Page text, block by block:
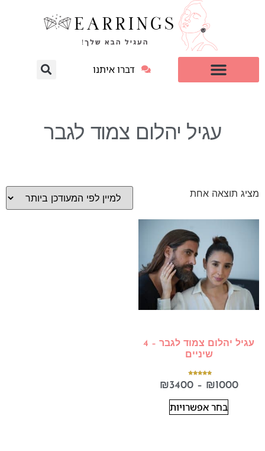
דברו איתנו
עגיל יהלום צמוד לגבר
מציג תוצאה אחת
עגיל יהלום צמוד לגבר – 4
שיניים
5.00
₪1000
–
₪3400
בחר אפשרויות